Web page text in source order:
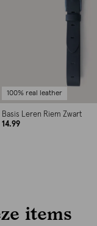
100% real leather
Basis Leren Riem Zwart
14.99
items